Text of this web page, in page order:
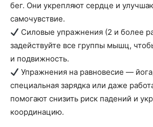
бег. Они укрепляют сердце и
самочувствие.
Силовые упражнения (2 и более
задействуйте все группы мышц,
и подвижность.
Упражнения на равновесие —
специальная зарядка или даже
помогают снизить риск падений и
координацию.